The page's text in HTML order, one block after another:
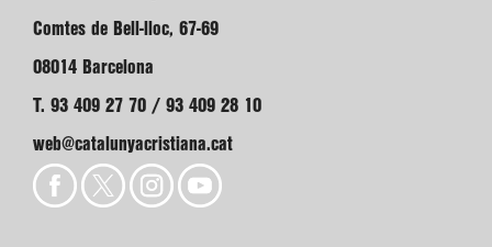
Comtes de Bell-lloc, 67-69
08014 Barcelona
T. 93 409 27 70 / 93 409 28 10
web@catalunyacristiana.cat